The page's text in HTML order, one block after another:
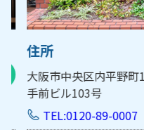
住所
大阪市中央区内平野町
手前ビル103号
TEL:0120-89-0007